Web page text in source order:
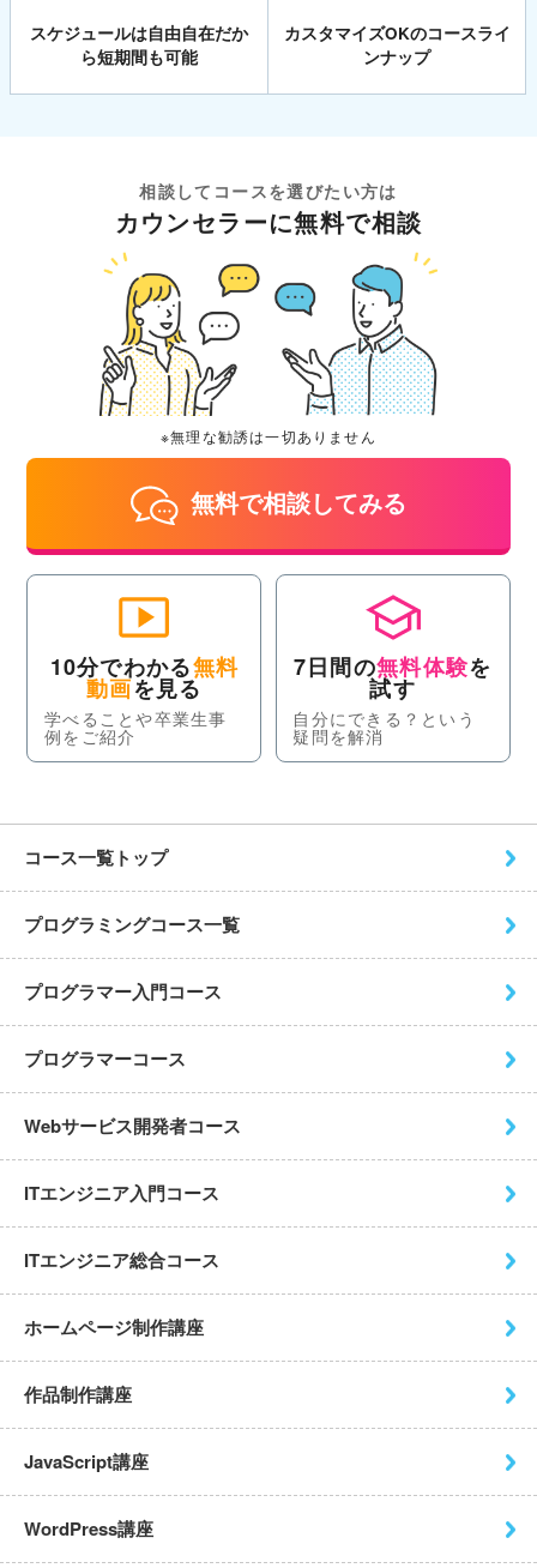
スケジュールは自由自在だか
ら短期間も可能
カスタマイズOKのコースライ
ンナップ
相談してコースを選びたい方は
カウンセラーに無料で相談
※無理な勧誘は一切ありません
無料で相談してみる
10分でわかる無料
動画を見る
学べることや卒業生事
例をご紹介
7日間の無料体験を
試す
自分にできる？という
疑問を解消
コース一覧トップ
プログラミングコース一覧
プログラマー入門コース
プログラマーコース
Webサービス開発者コース
ITエンジニア入門コース
ITエンジニア総合コース
ホームページ制作講座
作品制作講座
JavaScript講座
WordPress講座